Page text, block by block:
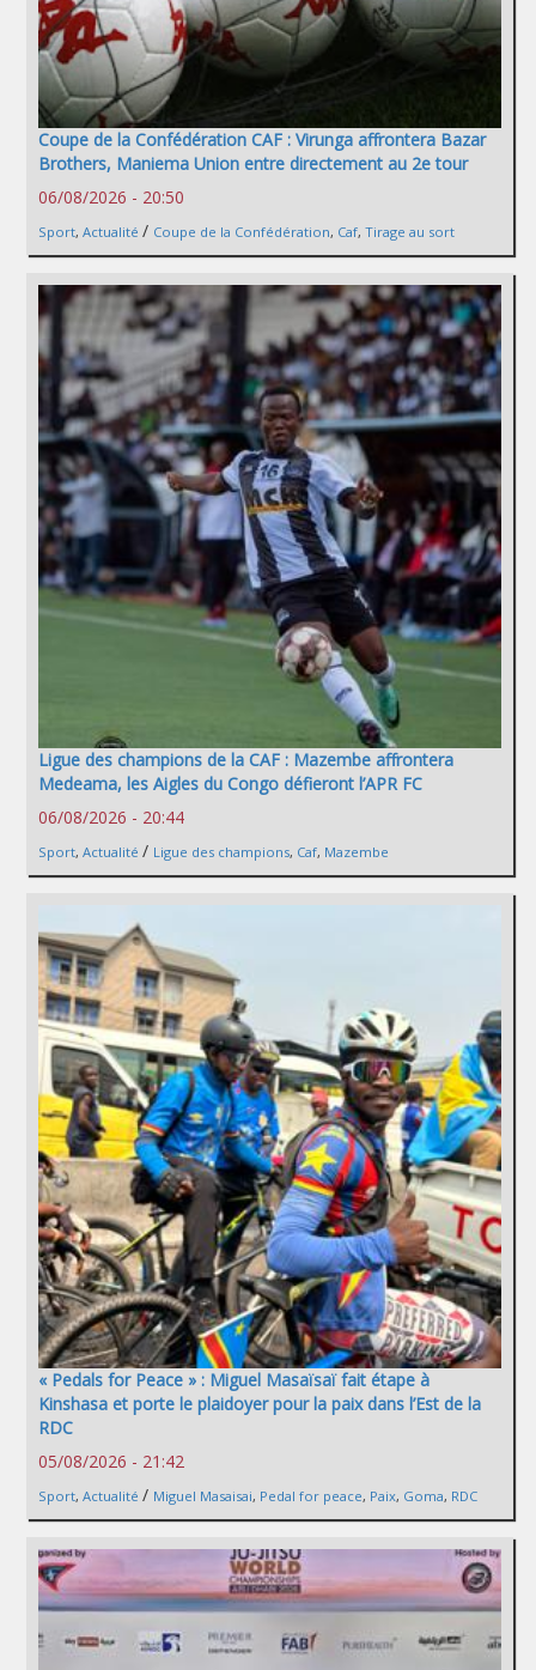
Coupe de la Confédération CAF : Virunga affrontera Bazar
Brothers, Maniema Union entre directement au 2e tour
06/08/2026 - 20:50
Sport, Actualité / Coupe de la Confédération, Caf, Tirage au sort
Ligue des champions de la CAF : Mazembe affrontera
Medeama, les Aigles du Congo défieront l’APR FC
06/08/2026 - 20:44
Sport, Actualité / Ligue des champions, Caf, Mazembe
« Pedals for Peace » : Miguel Masaïsaï fait étape à
Kinshasa et porte le plaidoyer pour la paix dans l’Est de la
RDC
05/08/2026 - 21:42
Sport, Actualité / Miguel Masaisai, Pedal for peace, Paix, Goma, RDC